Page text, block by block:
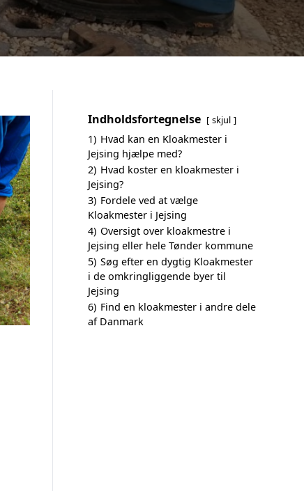
Indholdsfortegnelse skjul
1) Hvad kan en Kloakmester i
Jejsing hjælpe med?
2) Hvad koster en kloakmester i
Jejsing?
3) Fordele ved at vælge
Kloakmester i Jejsing
4) Oversigt over kloakmestre i
Jejsing eller hele Tønder kommune
5) Søg efter en dygtig Kloakmester
i de omkringliggende byer til
Jejsing
6) Find en kloakmester i andre dele
af Danmark